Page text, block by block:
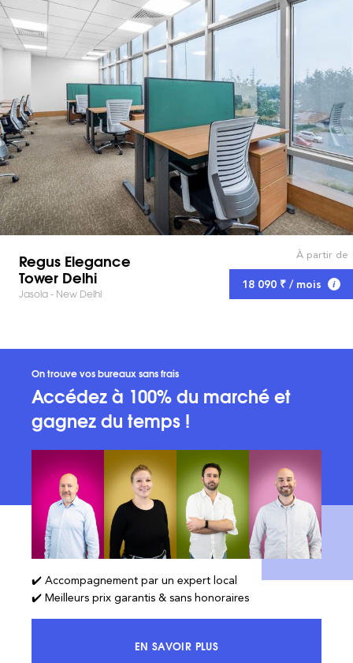
Regus Elegance
Tower Delhi
Jasola - New Delhi
À partir de
18 090 ₹ / mois
On trouve vos bureaux sans frais
Accédez à 100% du marché et
gagnez du temps !
✔️ Accompagnement par un expert local
✔️ Meilleurs prix garantis & sans honoraires
EN SAVOIR PLUSACCÉDEZ À 100% DU MARCHÉ ET